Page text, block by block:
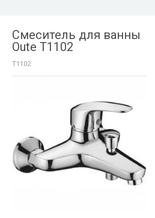
Смеситель для ванны
Oute T1102
T1102